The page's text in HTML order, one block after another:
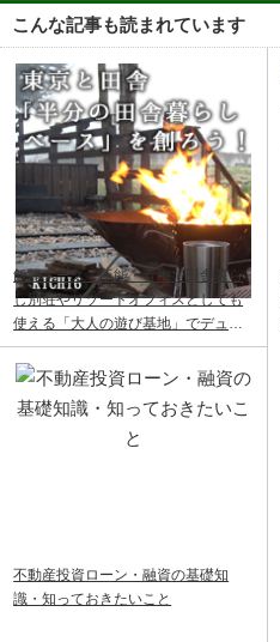
こんな記事も読まれています
飯能ベース｜飯能・青梅で田舎暮ら
し別荘やリゾートオフィスとしても
使える「大人の遊び基地」でデュア
ルライフ
不動産投資ローン・融資の基礎知
識・知っておきたいこと